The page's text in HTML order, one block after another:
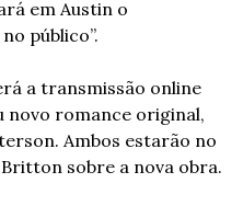
em Austin o
público”.
a transmissão online
Ambos estarão no
sobre a nova obra.